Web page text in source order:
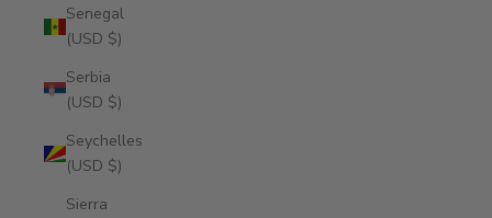
Senegal
(USD $)
Serbia
(USD $)
Seychelles
(USD $)
Sierra